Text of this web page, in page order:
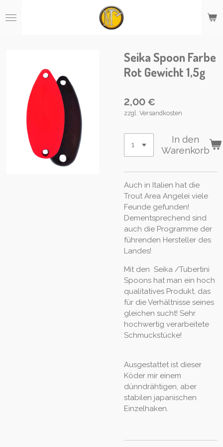
Hauptinhalt
Seika Spoon Farbe
Rot Gewicht 1,5g
2,00 €
zzgl. Versandkosten
In den
Warenkorb
Auch in Italien hat die
Trout Area Angelei viele
Feunde gefunden!
Dementsprechend sind
auch die Programme der
führenden Hersteller des
Landes!
Mit den Seika /Tubertini
Spoons hat man ein hoch
qualitatives Produkt, das
für die Verhältnisse seines
gleichen sucht! Sehr
hochwertig verarbeitete
Schmuckstücke!
Ausgestattet ist dieser
Köder mir einem
dünndrähtigen, aber
stabilen japanischen
Einzelhaken.